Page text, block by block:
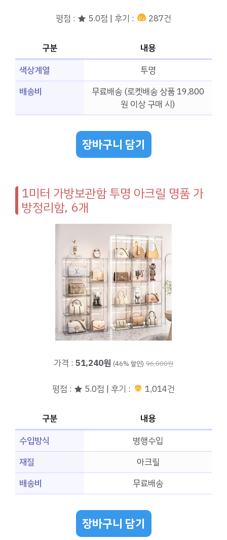
평점 : ★ 5.0점 | 후기 : 287건
구분
내용
색상계열
투명
배송비
무료배송 (로켓배송 상품 19,800
원 이상 구매 시)
장바구니 담기
1미터 가방보관함 투명 아크릴 명품 가
방정리함, 6개
가격 : 51,240원 (46% 할인) 96,000원
평점 : ★ 5.0점 | 후기 : 1,014건
구분
내용
수입방식
병행수입
재질
아크릴
배송비
무료배송
장바구니 담기